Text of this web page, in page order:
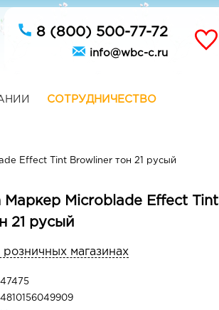
8 (800) 500-77-72
info@wbc-c.ru
СОТРУДНИЧЕСТВО
Effect Tint Browliner тон 21 русый
Маркер Microblade Effect Tint
21 русый
магазинах
47475
4810156049909